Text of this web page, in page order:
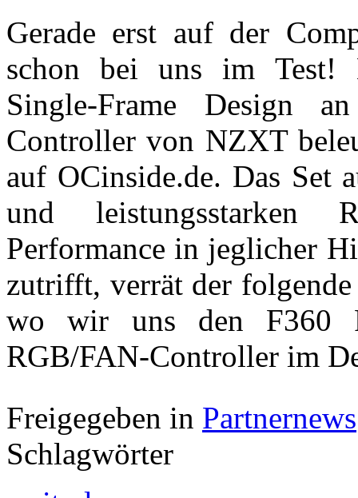
Gerade erst auf der
schon bei uns im Test!
Single-Frame Design
Controller von NZXT
auf OCinside.de. Das Set
und leistungsstarken
Performance in jeglicher
zutrifft, verrät der
wo wir uns den F360
RGB/FAN-Controller im
Freigegeben in Partnernews
Schlagwörter